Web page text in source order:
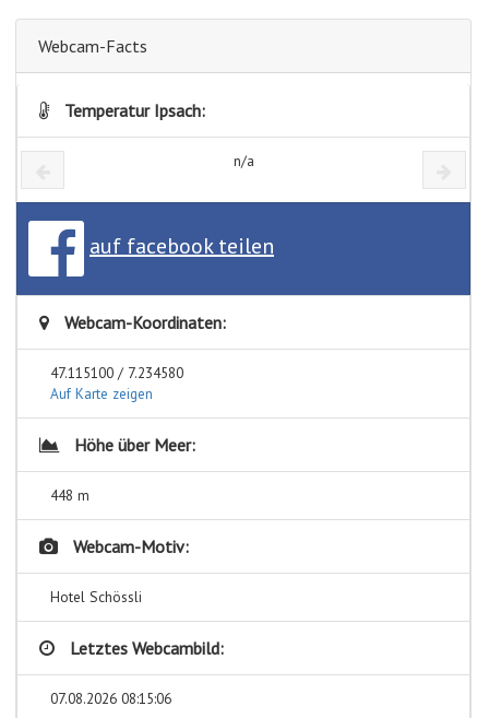
Webcam-Facts
Temperatur Ipsach:
n/a
auf facebook teilen
Webcam-Koordinaten:
47.115100 / 7.234580
Auf Karte zeigen
Höhe über Meer:
448 m
Webcam-Motiv:
Hotel Schössli
Letztes Webcambild:
07.08.2026 08:15:06